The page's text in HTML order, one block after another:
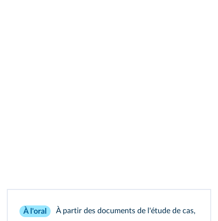
À l'oral
À partir des documents de l'étude de cas,